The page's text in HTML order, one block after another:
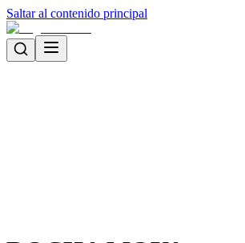
Saltar al contenido principal